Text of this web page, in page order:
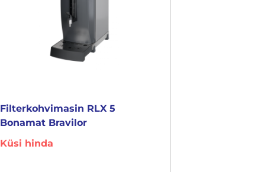
Filterkohvimasin RLX 5
Bonamat Bravilor
Küsi hinda